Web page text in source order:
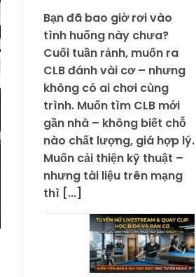
Bạn đã bao giờ rơi vào
tình huống này chưa?
Cuối tuần rảnh, muốn ra
CLB đánh vài cơ – nhưng
không có ai chơi cùng
trình. Muốn tìm CLB mới
gần nhà – không biết chỗ
nào chất lượng, giá hợp lý.
Muốn cải thiện kỹ thuật –
nhưng tài liệu trên mạng
thì [...]